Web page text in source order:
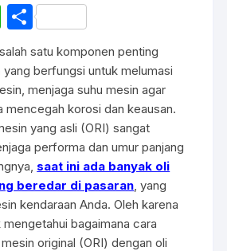
W
h
at
s
A
p
p
S
h
ar
e
satu komponen penting
yang berfungsi untuk melumasi
menjaga suhu mesin agar
mencegah korosi dan keausan.
yang asli (ORI) sangat
performa dan umur panjang
saat ini ada banyak oli
beredar di pasaran, yang
kendaraan Anda. Oleh karena
bagaimana cara
original (ORI) dengan oli